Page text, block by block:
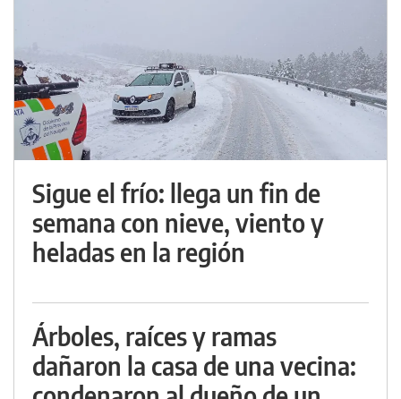
Sigue el frío: llega un fin de
semana con nieve, viento y
heladas en la región
Árboles, raíces y ramas
dañaron la casa de una vecina: